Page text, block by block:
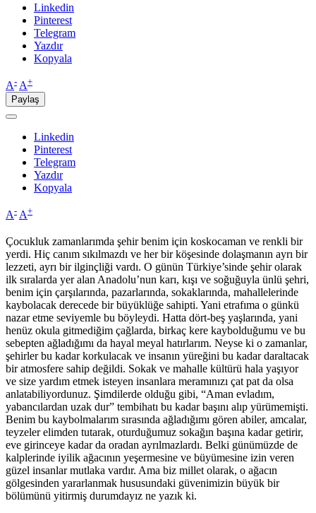
Linkedin
Pinterest
Telegram
Yazdır
Kopyala
A- A+
Paylaş
Linkedin
Pinterest
Telegram
Yazdır
Kopyala
A- A+
Çocukluk zamanlarımda şehir benim için koskocaman ve renkli bir
yerdi. Hiç canım sıkılmazdı ve her bir köşesinde dolaşmanın ayrı bir
lezzeti, ayrı bir ilginçliği vardı. O günün Türkiye’sinde şehir olarak
ilk sıralarda yer alan Anadolu’nun karı, kışı ve soğuğuyla ünlü şehri,
benim için çarşılarında, pazarlarında, sokaklarında, mahallelerinde
kaybolacak derecede bir büyüklüğe sahipti. Yani etrafıma o günkü
nazar etme seviyemle bu böyleydi. Hatta dört-beş yaşlarında, yani
henüz okula gitmediğim çağlarda, birkaç kere kaybolduğumu ve bu
sebepten ağladığımı da hayal meyal hatırlarım. Neyse ki o zamanlar,
şehirler bu kadar korkulacak ve insanın yüreğini bu kadar daraltacak
bir atmosfere sahip değildi. Sokak ve mahalle kültürü hala yaşıyor
ve size yardım etmek isteyen insanlara meramınızı çat pat da olsa
anlatabiliyordunuz. Şimdilerde olduğu gibi, “Aman evladım,
yabancılardan uzak dur” tembihatı bu kadar başını alıp yürümemişti.
Benim bu kaybolmalarım sırasında ağladığımı gören abiler, amcalar,
teyzeler elimden tutarak, oturduğumuz sokağın başına kadar getirir,
eve girinceye kadar da oradan ayrılmazlardı. Belki günümüzde de
kalplerinde iyilik ağacının yeşermesine ve büyümesine izin veren
güzel insanlar mutlaka vardır. Ama biz millet olarak, o ağacın
gölgesinden yararlanmak hususundaki güvenimizin büyük bir
bölümünü yitirmiş durumdayız ne yazık ki.